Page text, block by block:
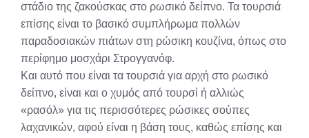
στάδιο της ζακούσκας στο ρωσικό δείπνο. Τα τουρσιά
επίσης είναι το βασικό συμπλήρωμα πολλών
παραδοσιακών πιάτων στη ρώσικη κουζίνα, όπως στο
περίφημο μοσχάρι Στρογγανόφ.
Και αυτό που είναι τα τουρσιά για αρχή στο ρωσικό
δείπνο, είναι και ο χυμός από τουρσί ή αλλιώς
«ρασόλ» για τις περισσότερες ρώσικες σούπες
λαχανικών, αφού είναι η βάση τους, καθώς επίσης και